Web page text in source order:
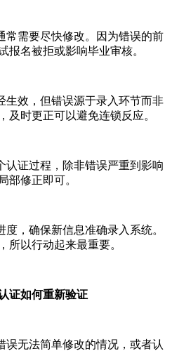
需要尽快修改。因为错误的前
报名被拒或影响毕业审核。
效，但错误源于录入环节而非
及时更正可以避免连锁反应。
证过程，除非错误严重到影响
部修正即可。
，确保新信息准确录入系统。
所以行动起来最重要。
如何重新验证
无法简单修改的情况，或者认